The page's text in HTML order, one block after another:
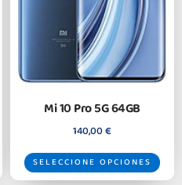
Mi 10 Pro 5G 64GB
140,00€
SELECCIONE OPCIONES